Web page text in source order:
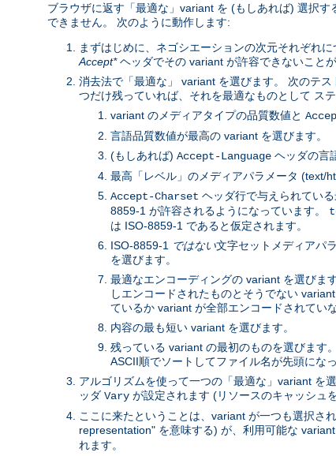
ブラウザに返す「最適な」variant を (もしあれば) 選択
できません。 次のように動作します:
まずはじめに、ネゴシエーションの次元それぞれ
Accept*ヘッダでその variant が許容できないこと
消去法で「最適な」 variant を選びます。 次のテ
つだけ残っていれば、それを最適なものとして ス
variant のメディアタイプの品質数値と
言語品質数値が最高の variant を選びます。
(もしあれば) Accept-Language ヘッダの言
最高「レベル」のメディアパラメータ (text/
Accept-Charset ヘッダ行で与えられてい
8859-1 が許容されるようになっています。
は ISO-8859-1 であると仮定されます。
ISO-8859-1 ではない文字セットメディアパ
を選びます。
最適なエンコーディングの variant を選びま
しエンコードされたものとそうでない
ているか variant が全部エンコードされてい
内容の最も短い variant を選びます。
残っている variant の最初のものを選びます
ASCII順でソートしてファイル名が先頭にな
アルゴリズムを使って一つの「最適な」variant を
ッダ Vary が設定されます (リソースのキャッシュ
ここに来たということは、variant が一つも選択さ
representation" を意味する) が、利用可能な
れます。